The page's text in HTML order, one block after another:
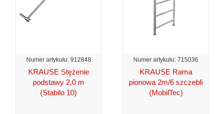
Numer artykułu: 912848
KRAUSE Stężenie
podstawy 2,0 m
(Stabilo 10)
Numer artykułu: 715036
KRAUSE Rama
pionowa 2m/6 szczebli
(MobilTec)